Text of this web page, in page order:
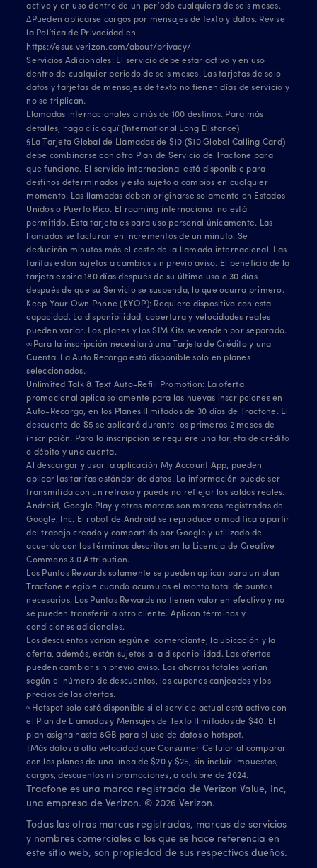
activo y en uso dentro de un período cualquiera de seis meses.
∆Pueden aplicarse cargos por mensajes de texto y datos. Revise
la Política de Privacidad en
https://esus.verizon.com/about/privacy/
Servicios Adicionales: El servicio debe estar activo y en uso
dentro de cualquier periodo de seis meses. Las tarjetas de solo
datos y tarjetas de mensajes de texto no tienen días de servicio y
no se triplican.
Llamadas internacionales a más de 100 destinos. Para más
detalles, haga clicaquí (International Long Distance)
§La Tarjeta Global de Llamadas de $10 ($10 Global Calling Card)
debe combinarse con otro Plan de Servicio de Tracfone para
que funcione. El servicio internacional está disponible para
destinos determinados y está sujeto a cambios en cualquier
momento. Las llamadas deben originarse solamente en Estados
Unidos o Puerto Rico. El roaming internacional no está
permitido. Esta tarjeta es para uso personal únicamente. Las
llamadas se facturan en incrementos de un minuto. Se
deducirán minutos más el costo de la llamada internacional. Las
tarifas están sujetas a cambios sin previo aviso. El beneficio de la
tarjeta expira 180 días después de su último uso o 30 días
después de que su Servicio se suspenda, lo que ocurra primero.
Keep Your Own Phone (KYOP): Requiere dispositivo con esta
capacidad. La disponibilidad, cobertura y velocidades reales
pueden variar. Los planes y los SIM Kits se venden por separado.
∞Para la inscripción necesitará una Tarjeta de Crédito y una
Cuenta. La Auto Recarga está disponible solo en planes
seleccionados.
Unlimited Talk & Text Auto-Refill Promotion: La oferta
promocional aplica solamente para las nuevas inscripciones en
Auto-Recarga, en los Planes Ilimitados de 30 días de Tracfone. El
descuento de $5 se aplicará durante los primeros 2 meses de
inscripción. Para la inscripción se requiere una tarjeta de crédito
o débito y una cuenta.
Al descargar y usar la aplicación My Account App, pueden
aplicar las tarifas estándar de datos. La información puede ser
transmitida con un retraso y puede no reflejar los saldos reales.
Android, Google Play y otras marcas son marcas registradas de
Google, Inc. El robot de Android se reproduce o modifica a partir
del trabajo creado y compartido por Google y utilizado de
acuerdo con los términos descritos en la Licencia de Creative
Commons 3.0 Attribution.
Los Puntos Rewards solamente se pueden aplicar para un plan
Tracfone elegible cuando acumulas el monto total de puntos
necesarios. Los Puntos Rewards no tienen valor en efectivo y no
se pueden transferir a otro cliente. Aplican términos y
condiciones adicionales.
Los descuentos varían según el comerciante, la ubicación y la
oferta, además, están sujetos a la disponibilidad. Las ofertas
pueden cambiar sin previo aviso. Los ahorros totales varían
según el número de descuentos, los cupones canjeados y los
precios de las ofertas.
≈Hotspot solo está disponible si el servicio actual está activo con
el Plan de Llamadas y Mensajes de Texto Ilimitados de $40. El
plan asigna hasta 8GB para el uso de datos o hotspot.
‡Más datos a alta velocidad que Consumer Cellular al comparar
con los planes de una línea de $20 y $25, sin incluir impuestos,
cargos, descuentos ni promociones, a octubre de 2024.
Tracfone es una marca registrada de Verizon Value, Inc,
una empresa de Verizon. © 2026 Verizon.
Todas las otras marcas registradas, marcas de servicios
y nombres comerciales a los que se hace referencia en
este sitio web, son propiedad de sus respectivos dueños.